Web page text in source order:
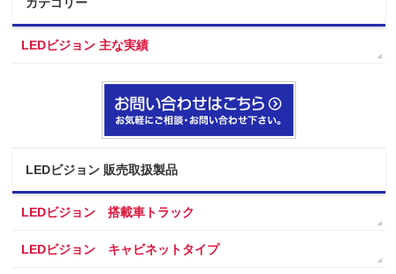
LEDビジョン 主な実績
LEDビジョン 販売取扱製品
LEDビジョン 搭載車トラック
LEDビジョン キャビネットタイプ